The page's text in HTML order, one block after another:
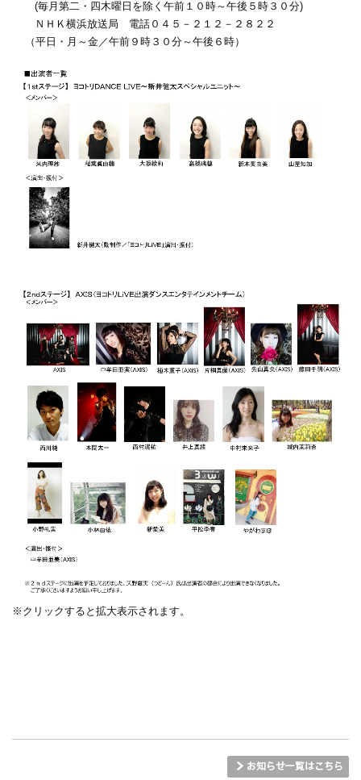
(毎月第二・四木曜日を除く午前１０時～午後５時３０分)
ＮＨＫ横浜放送局 電話０４５－２１２－２８２２
（平日・月～金／午前９時３０分～午後６時）
※クリックすると拡大表示されます。